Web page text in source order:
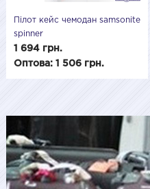
Пілот кейс чемодан samsonite
spinner
1 694 грн.
Оптова: 1 506 грн.